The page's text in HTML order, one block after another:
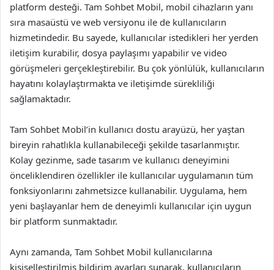
platform desteği. Tam Sohbet Mobil, mobil cihazların yanı
sıra masaüstü ve web versiyonu ile de kullanıcıların
hizmetindedir. Bu sayede, kullanıcılar istedikleri her yerden
iletişim kurabilir, dosya paylaşımı yapabilir ve video
görüşmeleri gerçekleştirebilir. Bu çok yönlülük, kullanıcıların
hayatını kolaylaştırmakta ve iletişimde sürekliliği
sağlamaktadır.
Tam Sohbet Mobil’in kullanıcı dostu arayüzü, her yaştan
bireyin rahatlıkla kullanabileceği şekilde tasarlanmıştır.
Kolay gezinme, sade tasarım ve kullanıcı deneyimini
önceliklendiren özellikler ile kullanıcılar uygulamanın tüm
fonksiyonlarını zahmetsizce kullanabilir. Uygulama, hem
yeni başlayanlar hem de deneyimli kullanıcılar için uygun
bir platform sunmaktadır.
Aynı zamanda, Tam Sohbet Mobil kullanıcılarına
kişiselleştirilmiş bildirim ayarları sunarak, kullanıcıların